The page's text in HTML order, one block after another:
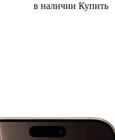
в наличии Купить